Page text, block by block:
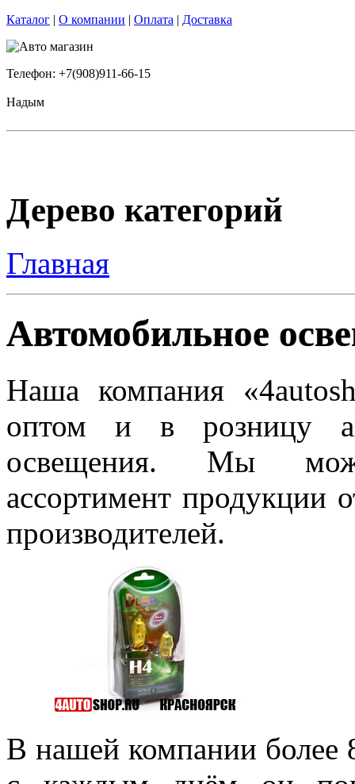
Каталог | О компании | Оплата | Доставка
Телефон: +7(908)911-66-15
Надым
Дерево категорий
Главная
Автомобильное
Наша компания
оптом и в розницу
освещения. Мы
ассортимент продукции
производителей.
В нашей компании более